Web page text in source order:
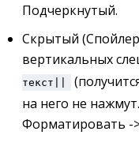
Подчеркнутый.
Скрытый
вертикальных
текст||
на него не
Форматировать -